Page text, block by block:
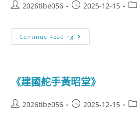
2026tibe056 2025-12-15
Continue Reading
《建國舵手黃昭堂》
2026tibe056 2025-12-15